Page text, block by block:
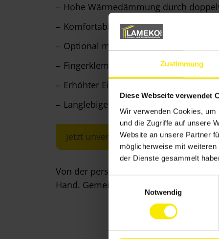
Zustimmung
Diese Webseite verwendet
Wir verwenden Cookies,
und die Zugriffe auf unsere
Website an unsere Partner
möglicherweise mit
der Dienste gesammelt
E
Notwendig
Hohe Wärmedämmung durch
Komfortable Bedienung mit
Optional mit Funksteuerung und
Fingerklemmschutz für mehr
Erhöhter Einbruchschutz
Langlebige und wartungsarme
Jetzt unverbindliches Angebot
Von der persönlichen Beratung über
Hand. Gemeinsam finden wir das